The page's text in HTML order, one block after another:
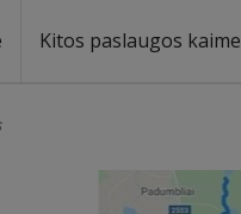
Kitos paslaugos kaime